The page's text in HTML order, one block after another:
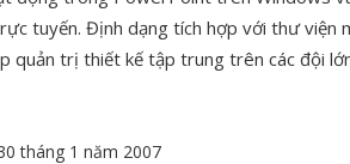
tuyến. Định dạng tích hợp với thư viện
quản trị thiết kế tập trung trên các đội
tháng 1 năm 2007